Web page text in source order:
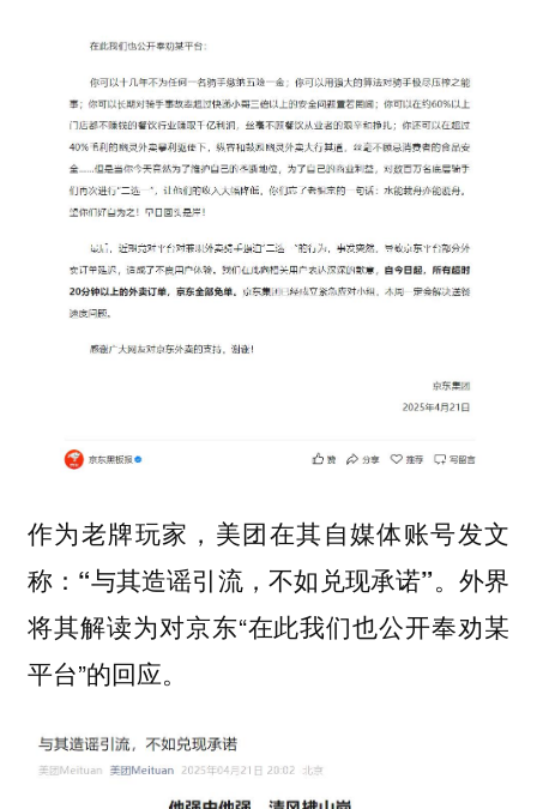
作为老牌玩家， 美团在其自媒体账号发文
称：“与其造谣引流，不如兑现承诺”。外界
将其解读为对京东“在此我们也公开奉劝某
平台”的回应。